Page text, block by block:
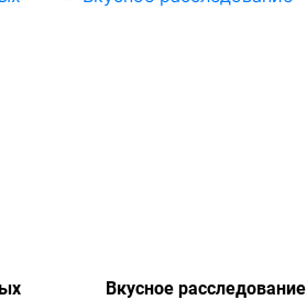
Вкусное расследование